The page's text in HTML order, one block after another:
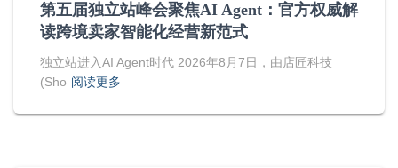
第五届独立站峰会聚焦AI Agent：官方权威解
读跨境卖家智能化经营新范式
独立站进入AI Agent时代 2026年8月7日，由店匠科技
(Sho 阅读更多